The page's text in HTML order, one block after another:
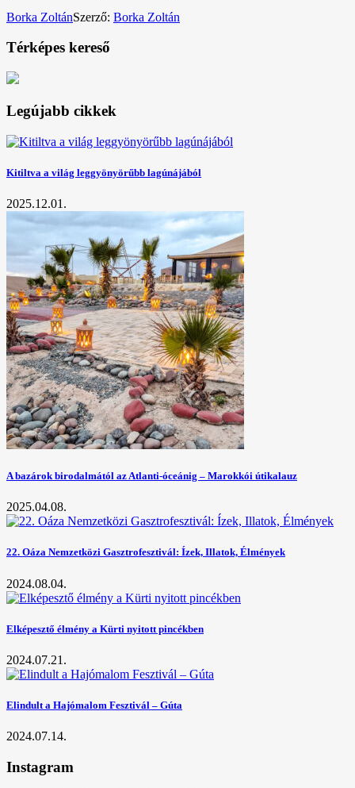
Borka ZoltánSzerző: Borka Zoltán
Térképes kereső
Legújabb cikkek
Kitiltva a világ leggyönyörűbb lagúnájából
2025.12.01.
A bazárok birodalmától az Atlanti-óceánig – Marokkói útikalauz
2025.04.08.
22. Oáza Nemzetközi Gasztrofesztivál: Ízek, Illatok, Élmények
2024.08.04.
Elképesztő élmény a Kürti nyitott pincékben
2024.07.21.
Elindult a Hajómalom Fesztivál – Gúta
2024.07.14.
Instagram